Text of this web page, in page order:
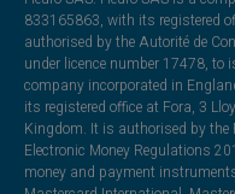
833165863, with its registered
authorised by the Autorité de
under licence number 17478, to
company incorporated in
its registered office at Fora, 3
Kingdom. It is authorised by
Electronic Money Regulations
money and payment